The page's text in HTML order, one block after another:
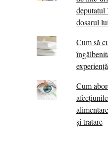
dosarul
Cum să
Cum
și tratare